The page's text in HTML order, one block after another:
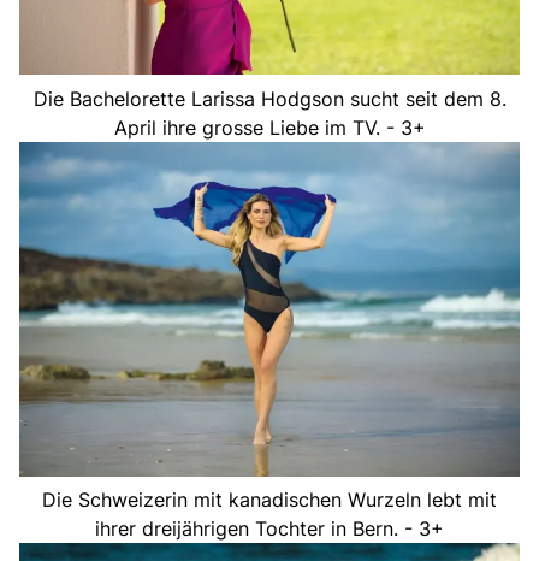
Die Bachelorette Larissa Hodgson sucht seit dem 8.
April ihre grosse Liebe im TV. - 3+
Die Schweizerin mit kanadischen Wurzeln lebt mit
ihrer dreijährigen Tochter in Bern. - 3+